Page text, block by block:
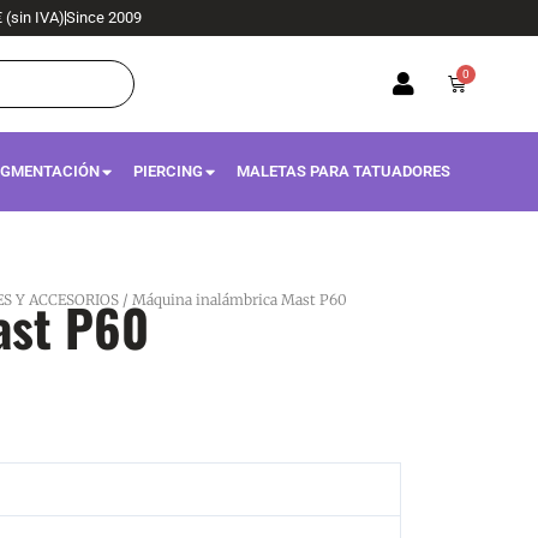
(sin IVA)Since 2009
0
Carrito
PIERCING MALETAS PARA TATUADORES
Y ACCESORIOS/ Máquina inalámbrica Mast P60
P60